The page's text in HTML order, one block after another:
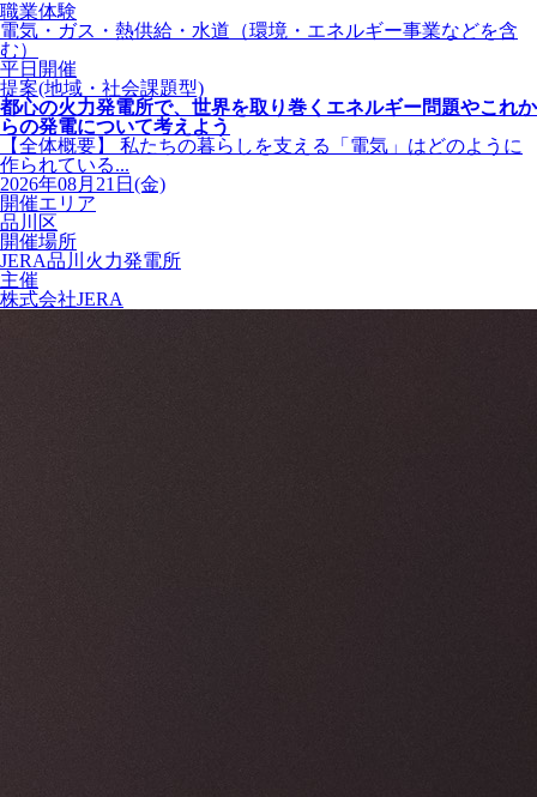
職業体験
電気・ガス・熱供給・水道（環境・エネルギー事業などを含
む）
平日開催
提案(地域・社会課題型)
都心の火力発電所で、世界を取り巻くエネルギー問題やこれか
らの発電について考えよう
【全体概要】 私たちの暮らしを支える「電気」はどのように
作られている...
2026年08月21日(金)
開催エリア
品川区
開催場所
JERA品川火力発電所
主催
株式会社JERA